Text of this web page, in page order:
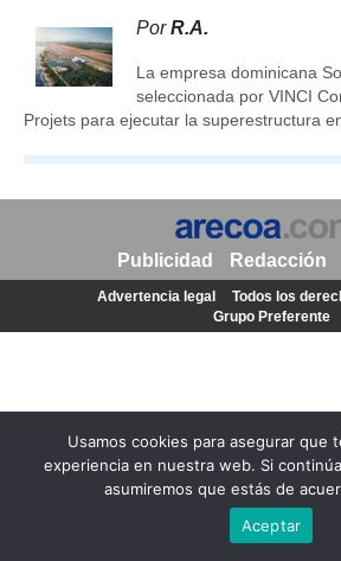
PorR.A.
La empresa dominicana
seleccionada por VINCI
Projets para ejecutar la superestructura
Usamos cookies para asegurar que
experiencia en nuestra web. Si
asumiremos que estás de
Aceptar
Publicidad Redacción
Advertencia legal
Todos los
Grupo Preferente